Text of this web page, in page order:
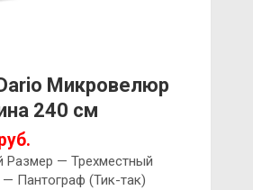
Микровелюр
240 см
— Трехместный
Пантограф (Тик-так)